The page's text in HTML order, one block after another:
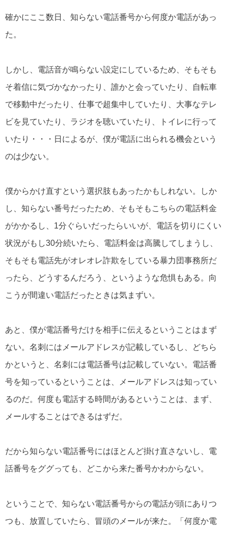
確かにここ数日、知らない電話番号から何度か電話があっ
た。
しかし、電話音が鳴らない設定にしているため、そもそも
そ着信に気づかなかったり、誰かと会っていたり、自転車
で移動中だったり、仕事で超集中していたり、大事なテレ
ビを見ていたり、ラジオを聴いていたり、トイレに行って
いたり・・・日によるが、僕が電話に出られる機会という
のは少ない。
僕からかけ直すという選択肢もあったかもしれない。しか
し、知らない番号だったため、そもそもこちらの電話料金
がかかるし、1分ぐらいだったらいいが、電話を切りにくい
状況がもし30分続いたら、電話料金は高騰してしまうし、
そもそも電話先がオレオレ詐欺をしている暴力団事務所だ
ったら、どうするんだろう、というような危惧もある。向
こうが間違い電話だったときは気まずい。
あと、僕が電話番号だけを相手に伝えるということはまず
ない。名刺にはメールアドレスが記載しているし、どちら
かというと、名刺には電話番号は記載していない。電話番
号を知っているということは、メールアドレスは知ってい
るのだ。何度も電話する時間があるということは、まず、
メールすることはできるはずだ。
だから知らない電話番号にはほとんど掛け直さないし、電
話番号をググっても、どこから来た番号かわからない。
ということで、知らない電話番号からの電話が頭にありつ
つも、放置していたら、冒頭のメールが来た。「何度か電